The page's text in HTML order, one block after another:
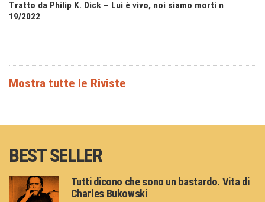
Tratto da Philip K. Dick – Lui è vivo, noi siamo morti n
19/2022
BEST SELLER
Tutti dicono che sono un bastardo. Vita di
Charles Bukowski